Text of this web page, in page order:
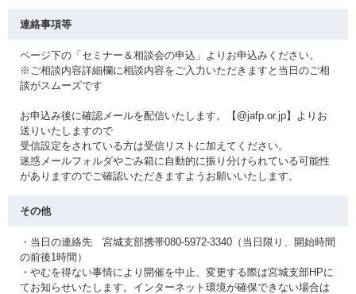
連絡事項等
ページ下の「セミナー＆相談会の申込」よりお申込みください。
※ご相談内容詳細欄に相談内容をご入力いただきますと当日のご相
談がスムーズです
お申込み後に確認メールを配信いたします。【@jafp.or.jp】よりお
送りいたしますので
受信設定をされている方は受信リストに加えてください。
迷惑メールフォルダやごみ箱に自動的に振り分けられている可能性
がありますのでご確認いただきますようお願いいたします。
その他
・当日の連絡先 宮城支部携帯080-5972-3340（当日限り、開始時間
の前後1時間）
・やむを得ない事情により開催を中止、変更する際は宮城支部HPに
てお知らせいたします。インターネット環境が確保できない場合は